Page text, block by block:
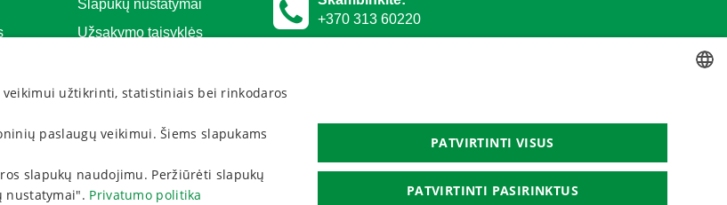
Slapukų nustatymai
Užsakymo taisyklės
Pratęsti dovanų kuponą
+370 313 60220
ENGLISH
veikimui užtikrinti, statistiniais bei rinkodaros
paslaugų veikimui. Šiems slapukams
slapukų naudojimu. Peržiūrėti slapukų
nustatymai". Privatumo politika PATVIRTINTI PASIRINKTUS
PATVIRTINTI VISUS